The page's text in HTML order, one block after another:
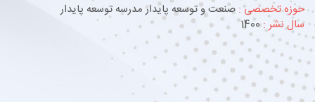
حوزه تخصصی : صنعت و توسعه پایدار مدرسه توسعه پایدار
سال نشر :1400